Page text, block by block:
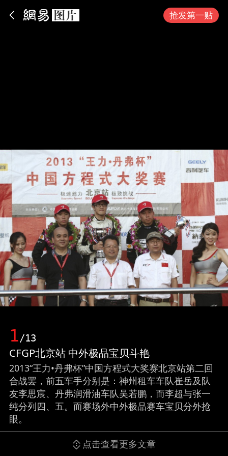
抢发第一贴
1/13
CFGP北京站 中外极品宝贝斗艳
2013“王力•丹弗杯”中国方程式大奖赛北京站第二回
合战罢，前五车手分别是：神州租车车队崔岳及队
友李思宸、丹弗润滑油车队吴若鹏，而李超与张一
纯分列四、五。而赛场外中外极品赛车宝贝分外抢
眼。
点击查看更多文章